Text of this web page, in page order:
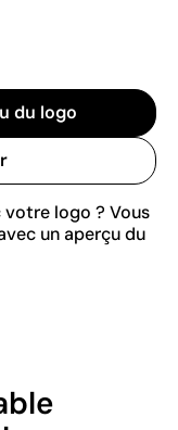
du logo
logo ? Vous
un aperçu du